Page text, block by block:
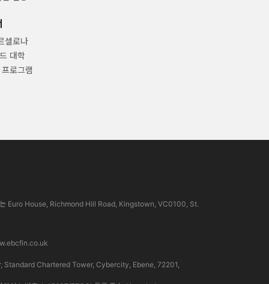
셀로나
대학
로그램
는 Euro House, Richmond Hill Road, Kingstown, VC0100, St.
Standard Chartered Tower, Cybercity, Ebene, 72201,